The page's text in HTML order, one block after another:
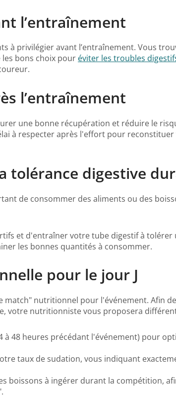
l’entraînement
privilégier avant l’entraînement. Vous
bons choix pour éviter les troubles
l’entraînement
une bonne récupération et réduire le
à respecter après l'effort pour reconstituer
tolérance digestive
de consommer des aliments ou des
et d'entraîner votre tube digestif à tolérer
les bonnes quantités à consommer.
pour le jour J
nutritionnel pour l'événement. Afin
votre nutritionniste vous proposera
à 48 heures précédant l'événement) pour
taux de sudation, vous indiquant
boissons à ingérer durant la compétition,